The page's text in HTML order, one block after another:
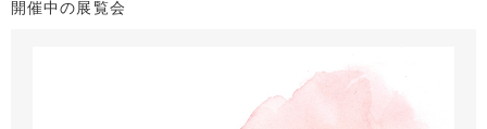
開催中の展覧会